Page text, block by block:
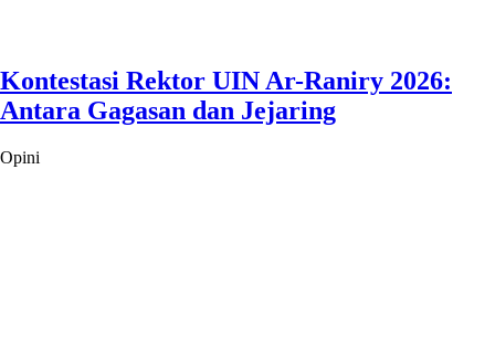
Kontestasi Rektor UIN Ar-Raniry 2026:
Antara Gagasan dan Jejaring
Opini